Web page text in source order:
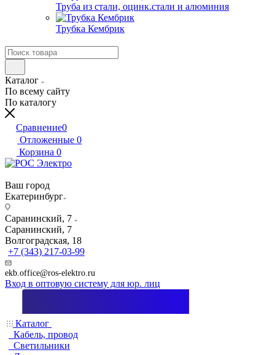
Труба из стали, оцинк.стали и алюминия
Трубка Кембрик
Каталог
По всему сайту
По каталогу
Сравнение0
Отложенные 0
Корзина 0
Ваш город
Екатеринбург
Саранинский, 7
Саранинский, 7
Волгоградская, 18
+7 (343) 217-03-99
ekb.office@ros-elektro.ru
Вход в оптовую систему для юр. лиц
Каталог
Кабель, провод
Светильники